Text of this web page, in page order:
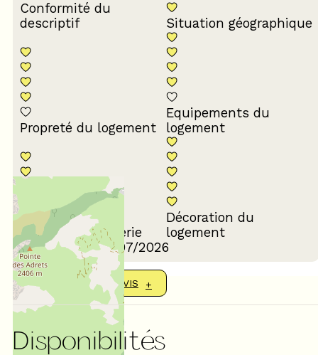
Conformité du
descriptif
Situation géographique
Propreté du logement
Equipements du
logement
Confort de la literie
Décoration du
logement
Avis écrit le 14/07/2026
AFFICHER PLUS D'AVIS
Disponibilités